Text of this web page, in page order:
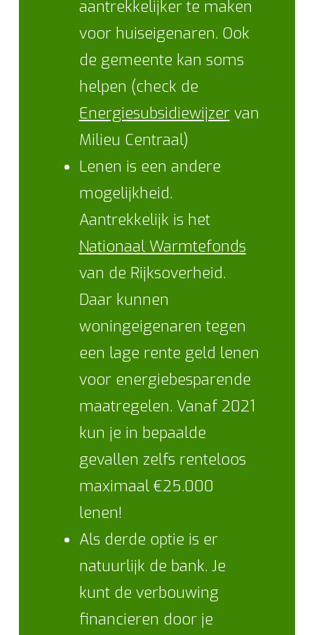
aantrekkelijker te maken
voor huiseigenaren. Ook
de gemeente kan soms
helpen (check de
Energiesubsidiewijzervan
Milieu Centraal)
Lenen is een andere
mogelijkheid.
Aantrekkelijk is het
Nationaal Warmtefonds
van de Rijksoverheid.
Daar kunnen
woningeigenaren tegen
een lage rente geld lenen
voor energiebesparende
maatregelen. Vanaf 2021
kun je in bepaalde
gevallen zelfs renteloos
maximaal €25.000
lenen!
Als derde optie is er
natuurlijk de bank. Je
kunt de verbouwing
financieren door je